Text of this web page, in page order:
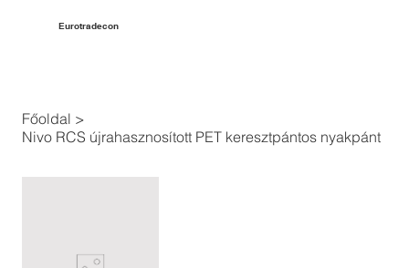
Eurotradecon
Főoldal >
Nivo RCS újrahasznosított PET keresztpántos nyakpánt